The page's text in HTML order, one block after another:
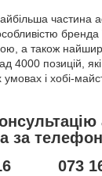
частина
а також
4000 позицій,
умовах і хобі-
за
16 073